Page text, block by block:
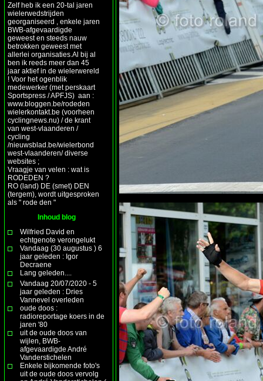
Zelf heb ik een 20-tal jaren
wielerwedstrijden
georganiseerd , enkele jaren
BWB-afgevaardigde
geweest en steeds nauw
betrokken geweest met
allerlei organisaties.Al bij al
ben ik reeds meer dan 45
jaar aktief in de wielerwereld
! Voor het ogenblik
medewerker (met perskaart
Sportspress / APFJS) aan :
www.bloggen.be/rodeden
wielerkontakt.be (voorheen
cyclingnews.nu) / de krant
van west-vlaanderen /
cycling
/nieuwsblad.be/wielerbond
west-vlaanderen/ diverse
websites ;
Vraagje van velen : wat is
RODEDEN ?
RO (land) DE (smet) DEN
(tergem), wordt uitgesproken
als " rode den "
Inhoud blog
Wilfried David en
echtgenote verongelukt
Vandaag (30 augustus ) 6
jaar geleden : Igor
Decraene
Lang geleden....
Vandaag 20/07/2020 - 5
jaar geleden : Dries
Vannevel overleden
oude doos :
radioreportage koers in de
jaren '80
uit de oude doos van
wijlen, BWB-
afgevaardigde André
Vanderstichelen
Enkele bijkomende foto's
uit de oude doos vervolg